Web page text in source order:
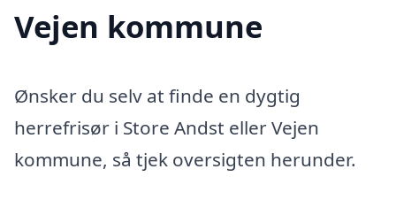
Vejen kommune
Ønsker du selv at finde en dygtig
herrefrisør i Store Andst eller Vejen
kommune, så tjek oversigten herunder.